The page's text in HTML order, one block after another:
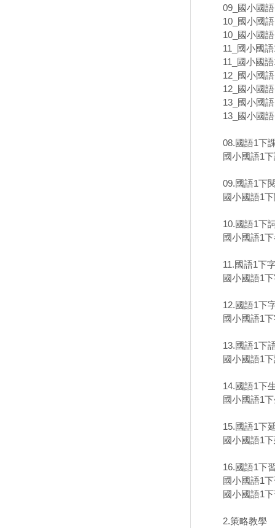
09_國小國
10_國小國
10_國小國
11_國小國
11_國小國
12_國小國
12_國小國
13_國小國
13_國小國
08.國語1下
國小國語1
09.國語1下
國小國語1
10.國語1下
國小國語1
11.國語1下
國小國語1
12.國語1下
國小國語1
13.國語1下
國小國語1
14.國語1下
國小國語1
15.國語1下
國小國語1
16.國語1下
國小國語1
國小國語1
2.策略教學